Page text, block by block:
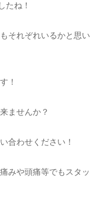
たね！
それぞれいるかと思い
！
ませんか？
合わせください！
みや頭痛等でもスタッ